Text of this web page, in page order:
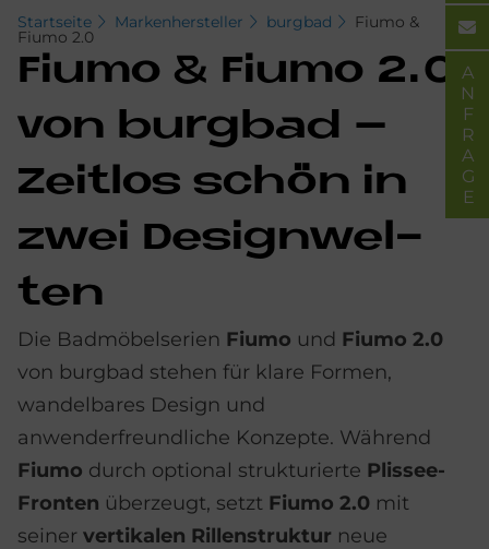
Startseite Markenhersteller burgbad Fiumo &
Fiumo 2.0
Fi­umo & Fi­umo 2.0
von burg­bad –
Zeit­los schön in
zwei De­sign­wel­
ten
Die Badmöbelserien Fiumo und Fiumo 2.0
von burgbad stehen für klare Formen,
wandelbares Design und
anwenderfreundliche Konzepte. Während
Fiumo durch optional strukturierte Plissee-
Fronten überzeugt, setzt Fiumo 2.0 mit
seiner vertikalen Rillenstruktur neue
ANFRAGE